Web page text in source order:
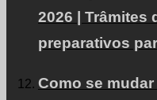
2026 | Trâmites
preparativos
Como se
Sobre a PetAir JPN
O que nossos clientes